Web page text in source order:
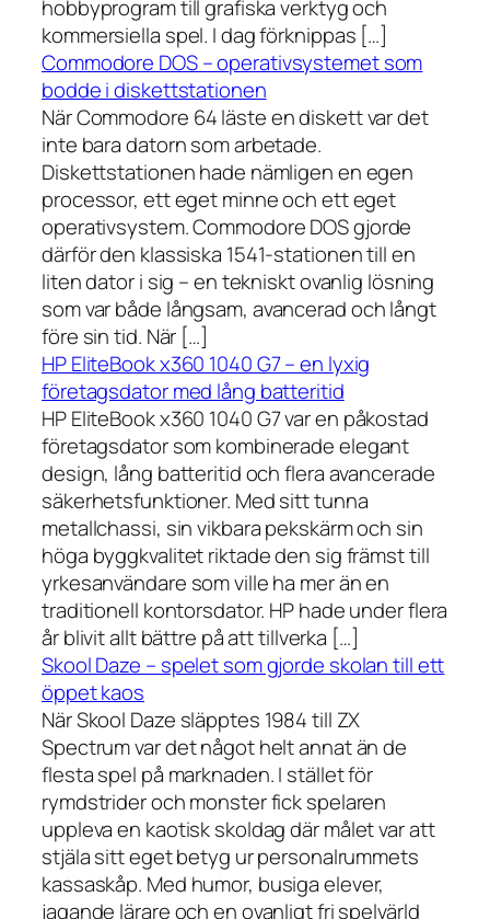
hobbyprogram till grafiska verktyg och
kommersiella spel. I dag förknippas […]
Commodore DOS – operativsystemet som
bodde i diskettstationen
När Commodore 64 läste en diskett var det
inte bara datorn som arbetade.
Diskettstationen hade nämligen en egen
processor, ett eget minne och ett eget
operativsystem. Commodore DOS gjorde
därför den klassiska 1541-stationen till en
liten dator i sig – en tekniskt ovanlig lösning
som var både långsam, avancerad och långt
före sin tid. När […]
HP EliteBook x360 1040 G7 – en lyxig
företagsdator med lång batteritid
HP EliteBook x360 1040 G7 var en påkostad
företagsdator som kombinerade elegant
design, lång batteritid och flera avancerade
säkerhetsfunktioner. Med sitt tunna
metallchassi, sin vikbara pekskärm och sin
höga byggkvalitet riktade den sig främst till
yrkesanvändare som ville ha mer än en
traditionell kontorsdator. HP hade under flera
år blivit allt bättre på att tillverka […]
Skool Daze – spelet som gjorde skolan till ett
öppet kaos
När Skool Daze släpptes 1984 till ZX
Spectrum var det något helt annat än de
flesta spel på marknaden. I stället för
rymdstrider och monster fick spelaren
uppleva en kaotisk skoldag där målet var att
stjäla sitt eget betyg ur personalrummets
kassaskåp. Med humor, busiga elever,
jagande lärare och en ovanligt fri spelvärld